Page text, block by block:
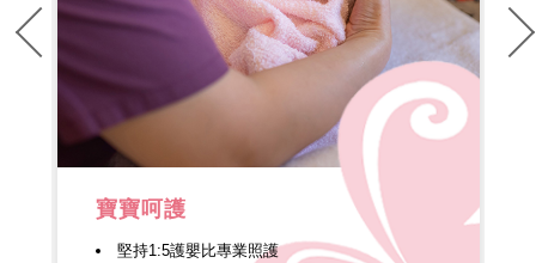
寵愛媽媽
完整的產後調理